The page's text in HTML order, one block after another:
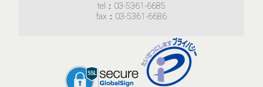
tel：03-5361-6685
fax：03-5361-6686